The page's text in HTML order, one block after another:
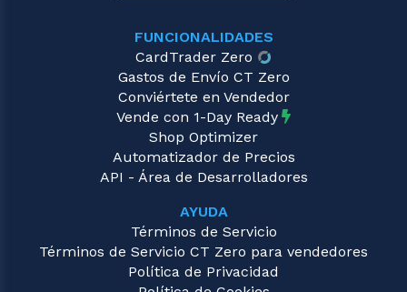
FUNCIONALIDADES
CardTrader Zero
Gastos de Envío CT Zero
Conviértete en Vendedor
Vende con 1-Day Ready
Shop Optimizer
Automatizador de Precios
API - Área de Desarrolladores
AYUDA
Términos de Servicio
Términos de Servicio CT Zero para vendedores
Política de Privacidad